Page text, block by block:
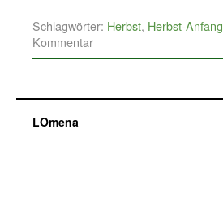
Schlagwörter: Herbst, Herbst-Anfang
Kommentar
LOmena